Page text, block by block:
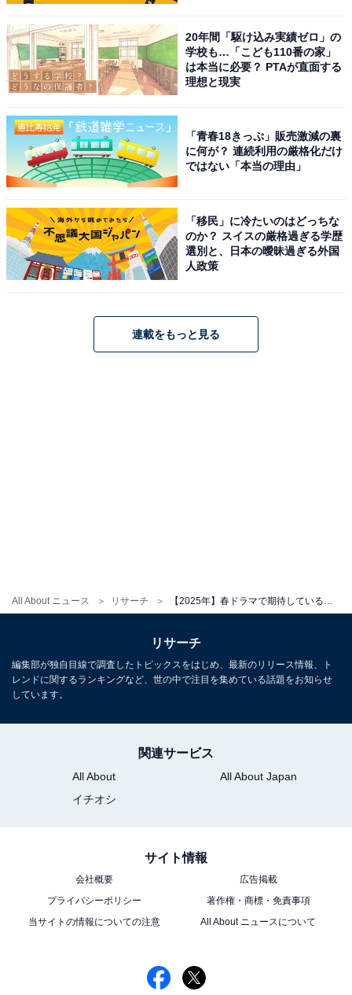
All About ニュース リサーチ
#海
#ネクタイ #鎌倉
pic.twitter.com/CiU8lc7363
— 中井貴一【公式】 (@officenakai_NK)
April 5, 2025
1位は、同じく『続・続・最後から二番目の恋』に出演
する中井貴一さんです。中井さんは、同作で小泉今日子
さんとダブル主演を担当。「月9」枠では史上最年長主
中井さん演じる長倉和平は63歳。定年後の現在は鎌倉市
の観光課で“指導監”として働いています。生まじめな堅
ターで、今作でも魅力あふれる演技を見せてくれそうで
す。小泉さんとのコンビネーションも抜群で、コミカル
この記事の筆者：ゆるま 小林 プロフィール
長年にわたってテレビ局でバラエティー番組、情報番組
などを制作。その後、フリーランスの編集・ライターに
転身。芸能情報に精通し、週刊誌、ネットニュースでテ
ション「ゆるま」を立ち上げる。
続・最後から二番目の恋 Blu-ray BOX
20年間「駆け込み実績ゼロ」の
学校も…「こども110番の家」
は本当に必要？ PTAが直面する
理想と現実
「青春18きっぷ」販売激減の裏
に何が？ 連続利用の厳格化だけ
ではない「本当の理由」
「移民」に冷たいのはどっちな
のか？ スイスの厳格過ぎる学歴
選別と、日本の曖昧過ぎる外国
人政策
連載をもっと見る
リサーチ
編集部が独自目線で調査したトピックスをはじめ、最新のリリース情報、ト
レンドに関するランキングなど、世の中で注目を集めている話題をお知らせ
しています。
関連サービス
All About
All About Japan
イチオシ
サイト情報
会社概要
広告掲載
プライバシーポリシー
著作権・商標・免責事項
当サイトの情報についての注意
All About ニュースについて